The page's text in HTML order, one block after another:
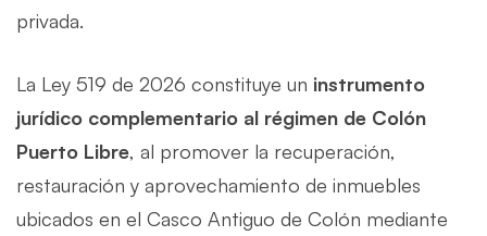
privada.
La Ley 519 de 2026 constituye un instrumento
jurídico complementario al régimen de Colón
Puerto Libre, al promover la recuperación,
restauración y aprovechamiento de inmuebles
ubicados en el Casco Antiguo de Colón mediante